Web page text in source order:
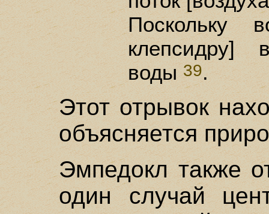
Поскольку
клепсидру]
воды39.
Этот отрывок
объясняется
Эмпедокл также
один случай